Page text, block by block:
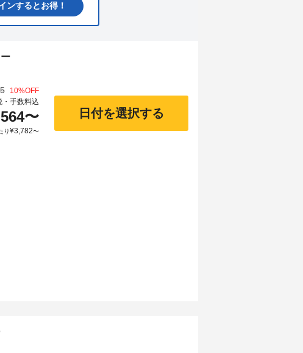
ンするとお得！
10%OFF
・手数料込
〜
り¥3,782〜
日付を選択する